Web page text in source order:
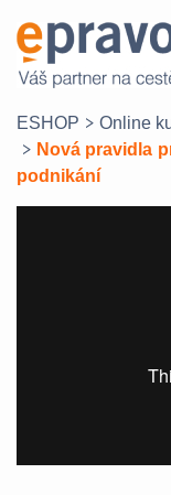
ESHOP Online
Nová pravidla
podnikání